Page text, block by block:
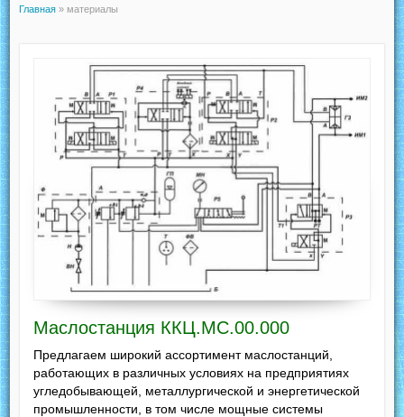
Главная » материалы
Маслостанция ККЦ.МС.00.000
Предлагаем широкий ассортимент маслостанций,
работающих в различных условиях на предприятиях
угледобывающей, металлургической и энергетической
промышленности, в том числе мощные системы